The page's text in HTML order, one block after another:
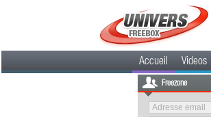
Accueil Videos
Freezone